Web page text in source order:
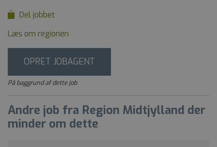
Del jobbet
Læs om regionen
OPRET JOBAGENT
På baggrund af dette job
Andre job fra Region Midtjylland der
minder om dette